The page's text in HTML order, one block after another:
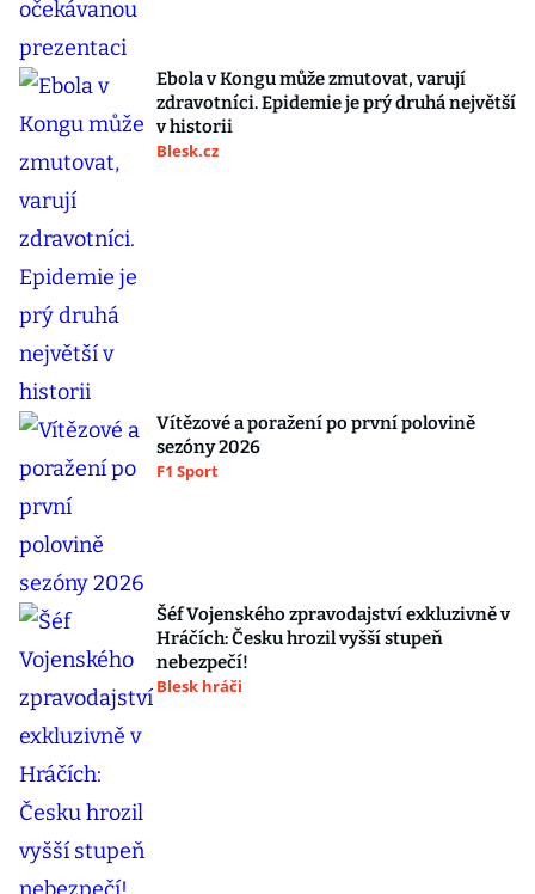
Ebola v Kongu může zmutovat, varují
zdravotníci. Epidemie je prý druhá největší
v historii
Blesk.cz
Vítězové a poražení po první polovině
sezóny 2026
F1 Sport
Šéf Vojenského zpravodajství exkluzivně v
Hráčích: Česku hrozil vyšší stupeň
nebezpečí!
Blesk hráči